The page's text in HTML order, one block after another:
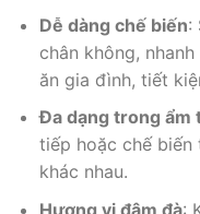
Dễ dàng chế biến:
chân không,
ăn gia đình, tiết
Đa dạng trong ẩm
tiếp hoặc chế biến
khác nhau.